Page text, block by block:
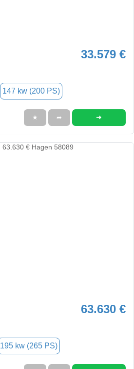
33.579 €
147 kw (200 PS)
★ ➦ ➜
63.630 €
195 kw (265 PS)